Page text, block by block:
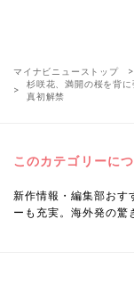
マイナビニューストップ
杉咲花、満開の桜を背
真初解禁
このカテゴリーに
新作情報・編集部おす
ーも充実。海外発の驚